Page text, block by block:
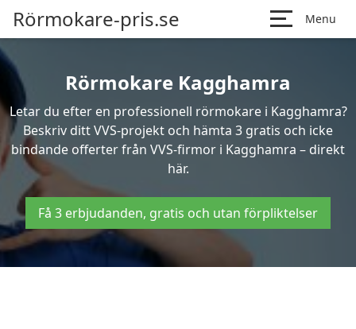
Rörmokare-pris.se Menu
Rörmokare Kagghamra
Letar du efter en professionell rörmokare i Kagghamra?
Beskriv ditt VVS-projekt och hämta 3 gratis och icke
bindande offerter från VVS-firmor i Kagghamra – direkt
här.
Få 3 erbjudanden, gratis och utan förpliktelser